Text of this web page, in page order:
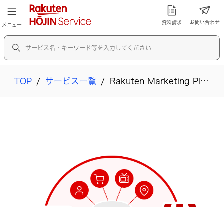
メインメニューを開く
メニュー
検索キーワード（エンターキーで検索を実行しま
資料請求 お問い合わせ
TOP サービス一覧 Rakuten Marketing Platform